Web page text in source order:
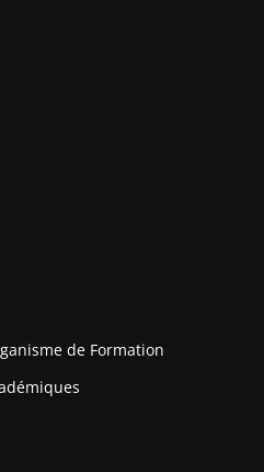
de Formation